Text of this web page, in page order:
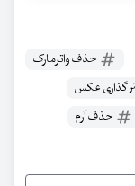
حذف واترمارک
گذاری عکس
حذف آرم